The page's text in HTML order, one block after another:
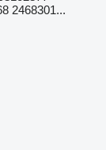
2468301...